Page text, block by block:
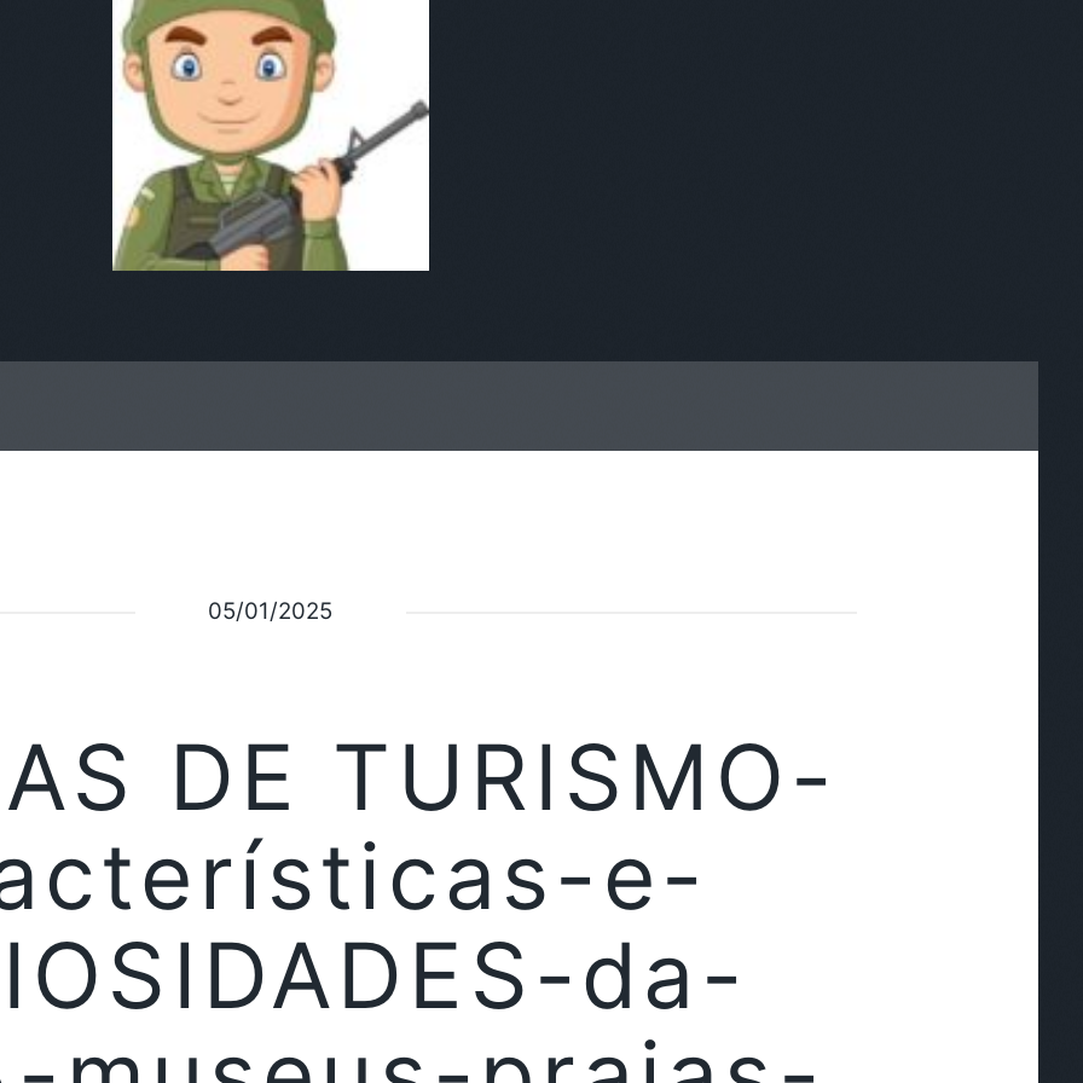
05/01/2025
DE TURISMO-
e-
da-